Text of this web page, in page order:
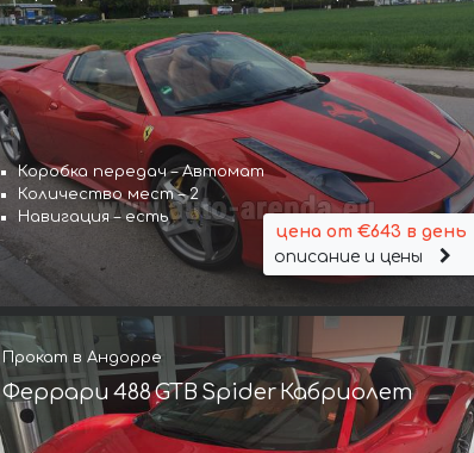
Коробка передач – Автомат
Количество мест – 2
Навигация – есть
цена от €643 в день
описание и цены
Прокат в Андорре
Феррари 488 GTB Spider Кабриолет